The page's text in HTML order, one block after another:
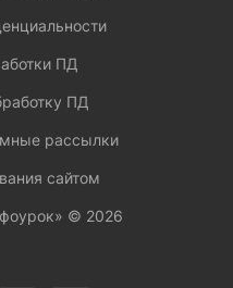
ПД
ПД
рассылки
сайтом
© 2026